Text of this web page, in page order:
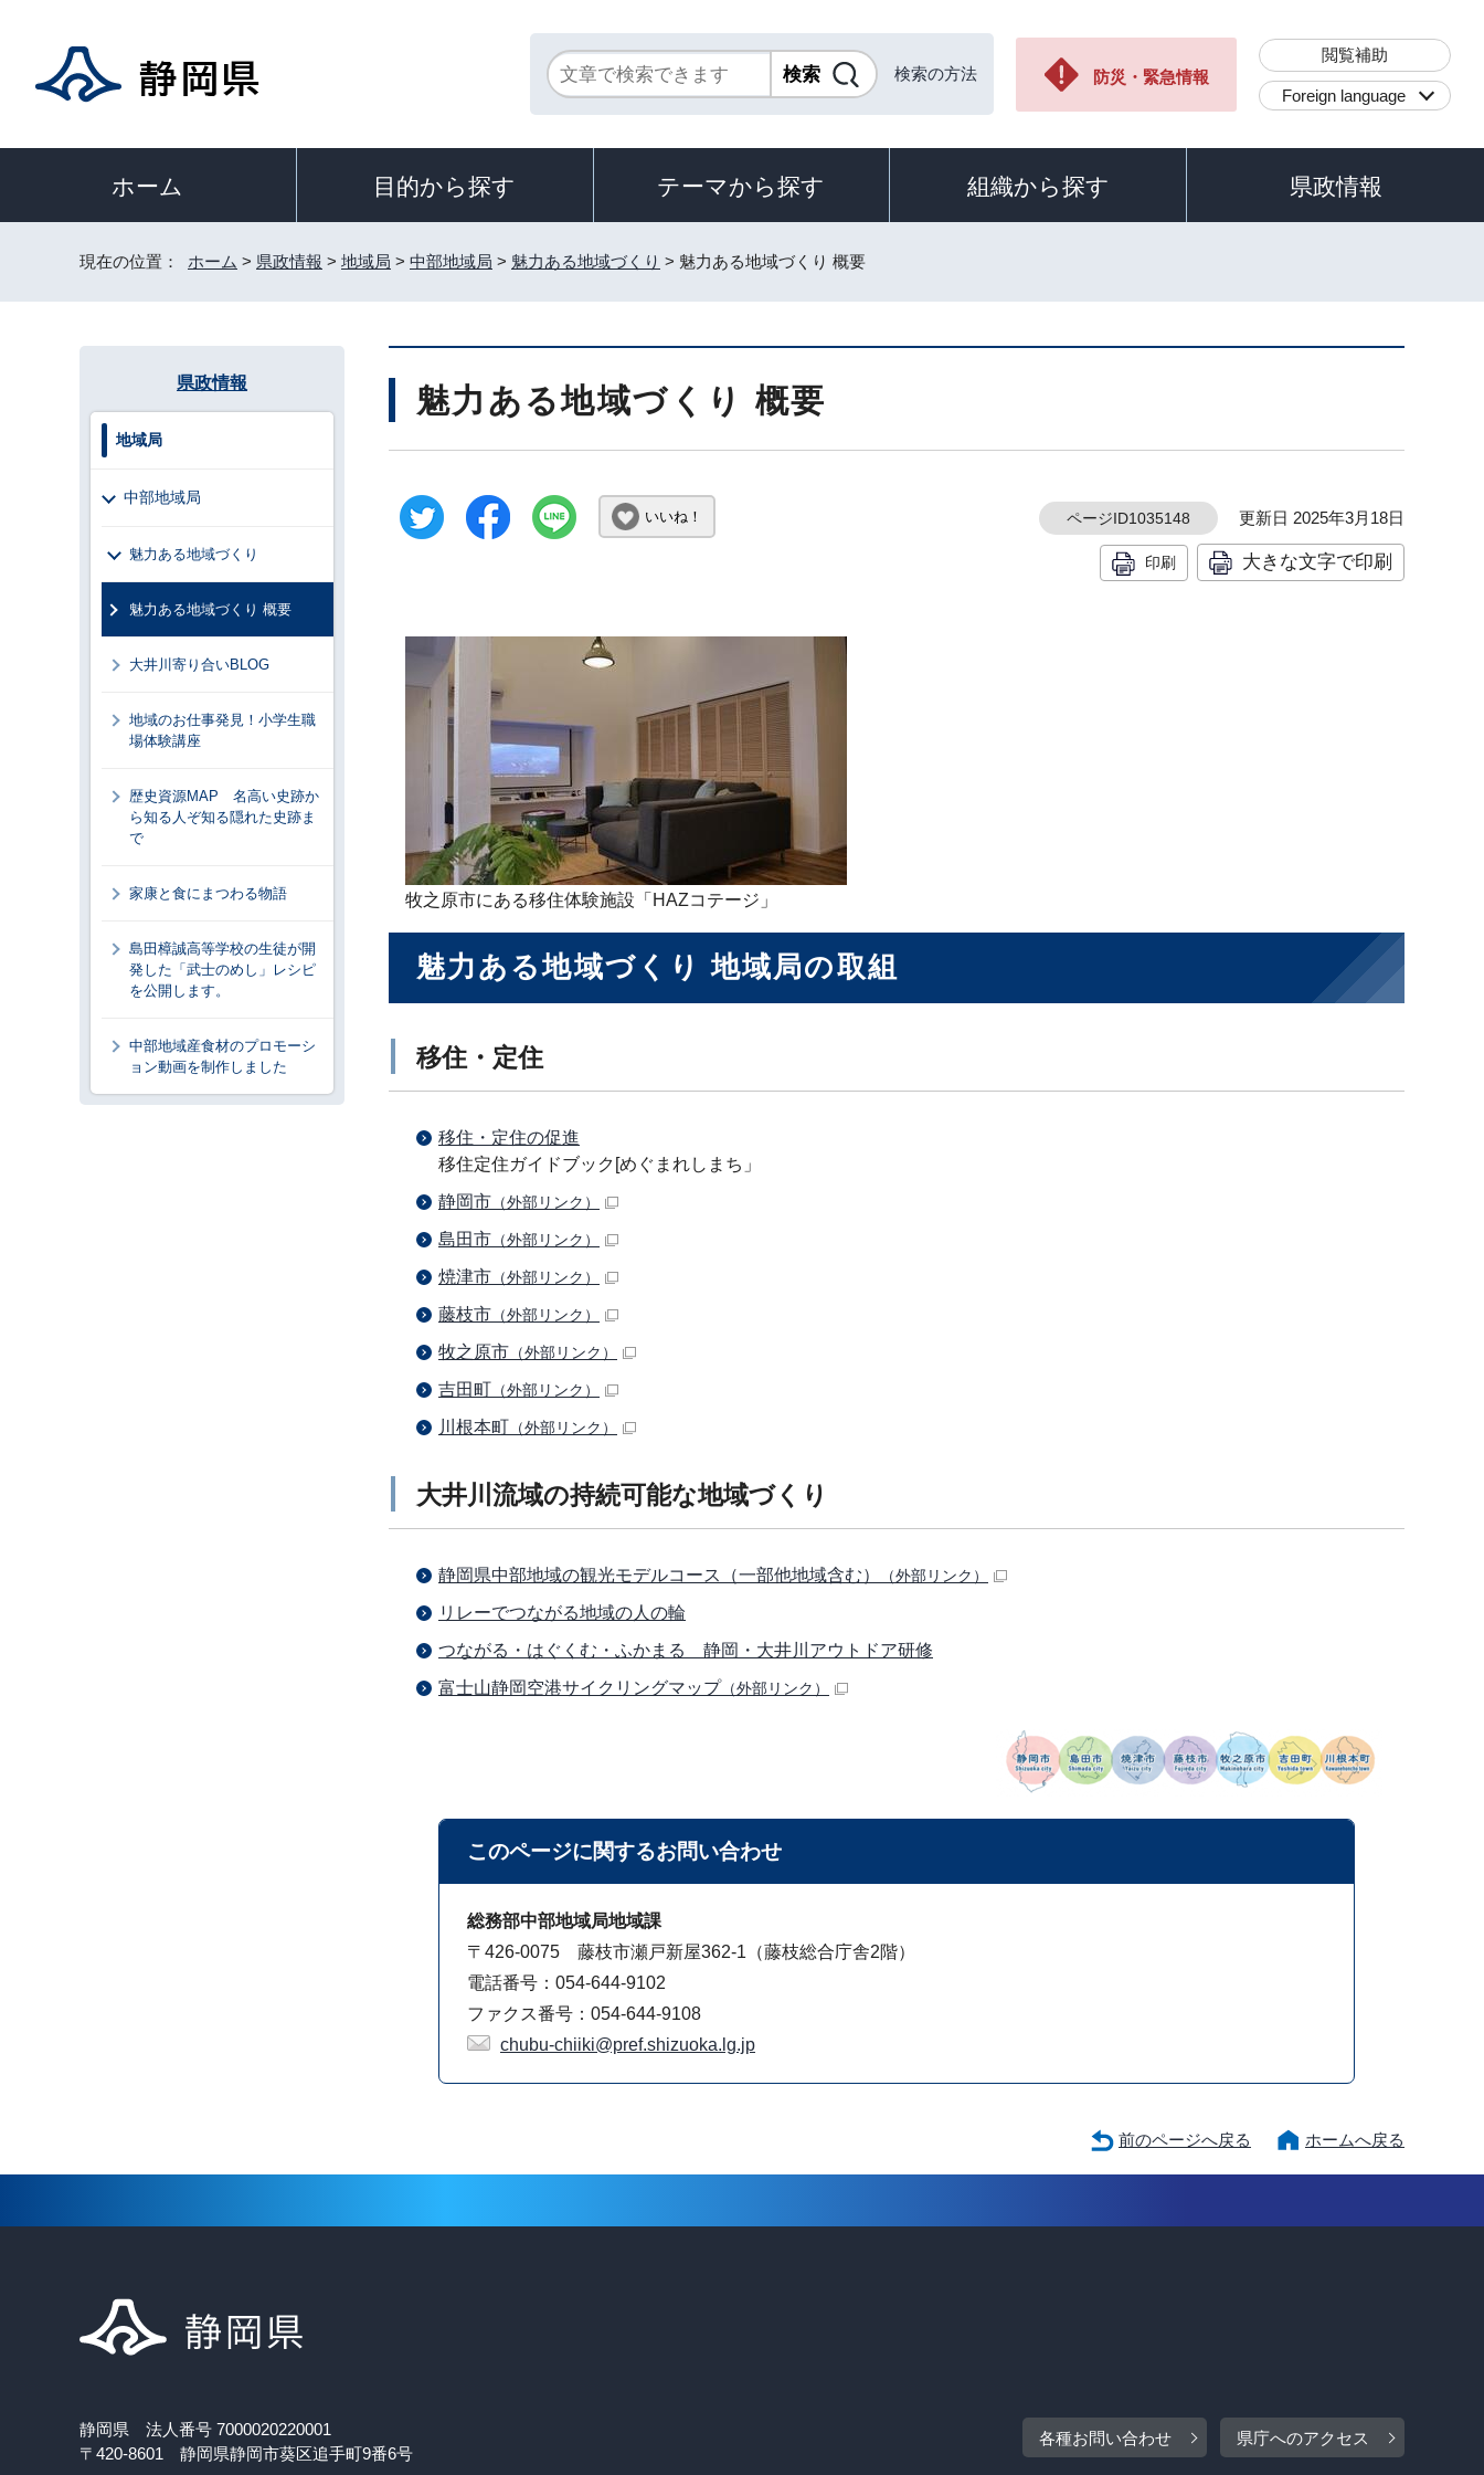
検索の方法 防災・緊急情報
閲覧補助
Foreign language
ホーム 目的から探す テーマから探す 組織から探す 県政情報
現在の位置： ホーム > 県政情報 > 地域局 > 中部地域局 > 魅力ある地域づくり > 魅力ある地域づくり 概要
魅力ある地域づくり 概要
いいね！ ページID1035148 更新日 2025年3月18日
印刷 大きな文字で印刷
牧之原市にある移住体験施設「HAZコテージ」
魅力ある地域づくり 地域局の取組
移住・定住
移住・定住の促進
移住定住ガイドブック[めぐまれしまち」
静岡市 （外部リンク）
島田市 （外部リンク）
焼津市 （外部リンク）
藤枝市 （外部リンク）
牧之原市 （外部リンク）
吉田町 （外部リンク）
川根本町 （外部リンク）
大井川流域の持続可能な地域づくり
静岡県中部地域の観光モデルコース（一部他地域含む） （外部リンク）
リレーでつながる地域の人の輪
つながる・はぐくむ・ふかまる 静岡・大井川アウトドア研修
富士山静岡空港サイクリングマップ （外部リンク）
このページに関するお問い合わせ
総務部中部地域局地域課
〒426-0075 藤枝市瀬戸新屋362-1（藤枝総合庁舎2階）
電話番号：054-644-9102
ファクス番号：054-644-9108
chubu-chiiki@pref.shizuoka.lg.jp
県政情報
地域局
中部地域局
魅力ある地域づくり
魅力ある地域づくり 概要
大井川寄り合いBLOG
地域のお仕事発見！小学生職
場体験講座
歴史資源MAP 名高い史跡か
ら知る人ぞ知る隠れた史跡ま
で
家康と食にまつわる物語
島田樟誠高等学校の生徒が開
発した「武士のめし」レシピ
を公開します。
中部地域産食材のプロモーシ
ョン動画を制作しました
前のページへ戻る ホームへ戻る
静岡県 法人番号 7000020220001
〒420-8601 静岡県静岡市葵区追手町9番6号
各種お問い合わせ 県庁へのアクセス